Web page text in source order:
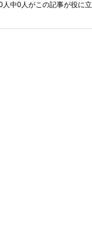
人中0人がこの記事が役に